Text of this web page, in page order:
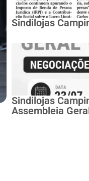
Sindilojas
Sindilojas
Assembleia